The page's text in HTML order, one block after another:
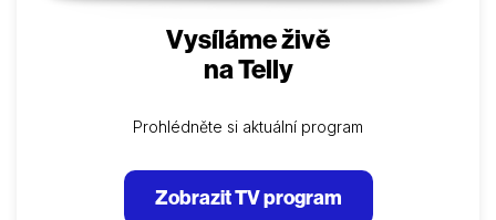
Vysíláme živě
na Telly
Prohlédněte si aktuální program
Zobrazit TV program